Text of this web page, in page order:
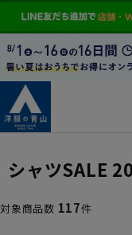
シャツSALE
対象商品数 117件